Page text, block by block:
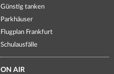
Günstig tanken
Parkhäuser
Flugplan Frankfurt
Schulausfälle
ON AIR